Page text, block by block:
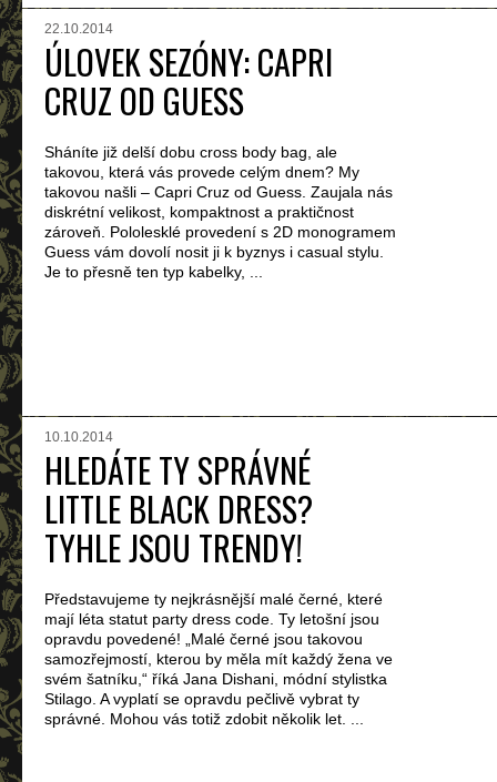
22.10.2014
ÚLOVEK SEZÓNY: CAPRI
CRUZ OD GUESS
Sháníte již delší dobu cross body bag, ale
takovou, která vás provede celým dnem? My
takovou našli – Capri Cruz od Guess. Zaujala nás
diskrétní velikost, kompaktnost a praktičnost
zároveň. Pololesklé provedení s 2D monogramem
Guess vám dovolí nosit ji k byznys i casual stylu.
Je to přesně ten typ kabelky, ...
10.10.2014
HLEDÁTE TY SPRÁVNÉ
LITTLE BLACK DRESS?
TYHLE JSOU TRENDY!
Představujeme ty nejkrásnější malé černé, které
mají léta statut party dress code. Ty letošní jsou
opravdu povedené! „Malé černé jsou takovou
samozřejmostí, kterou by měla mít každý žena ve
svém šatníku,“ říká Jana Dishani, módní stylistka
Stilago. A vyplatí se opravdu pečlivě vybrat ty
správné. Mohou vás totiž zdobit několik let. ...